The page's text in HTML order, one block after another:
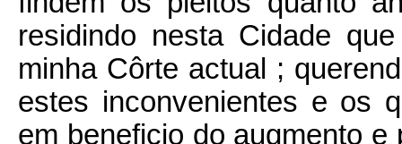
residindo nesta Cidade
minha Côrte actual ;
estes inconvenientes e os
em beneficio do augmento